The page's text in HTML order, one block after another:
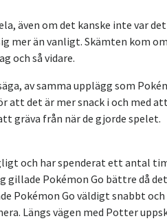
även om det kanske inte var
mer än vanligt. Skämten kom
och så vidare.
av samma upplägg som
att det är mer snack i och med
gräva från när de gjorde spelet.
och har spenderat ett antal
Pokémon Go bättre då
Pokémon Go väldigt snabbt och
Längs vägen med Potter